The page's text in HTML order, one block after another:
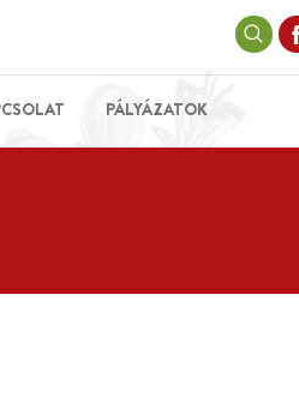
PÁLYÁZATOK